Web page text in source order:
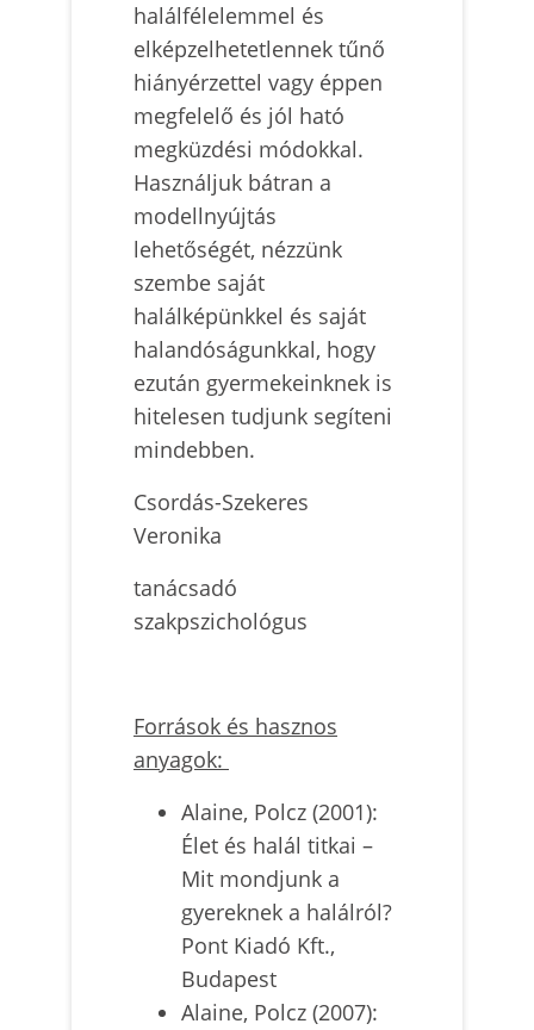
halálfélelemmel és
elképzelhetetlennek tűnő
hiányérzettel vagy éppen
megfelelő és jól ható
megküzdési módokkal.
Használjuk bátran a
modellnyújtás
lehetőségét, nézzünk
szembe saját
halálképünkkel és saját
halandóságunkkal, hogy
ezután gyermekeinknek is
hitelesen tudjunk segíteni
mindebben.
Csordás-Szekeres
Veronika
tanácsadó
szakpszichológus
Források és hasznos
anyagok:
Alaine, Polcz (2001):
Élet és halál titkai –
Mit mondjunk a
gyereknek a halálról?
Pont Kiadó Kft.,
Budapest
Alaine, Polcz (2007):